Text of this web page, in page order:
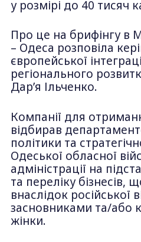
у розмірі до 40 тисяч
Про це на брифінгу в
– Одеса розповіла
європейської
регіонального
Дарʼя Ільченко.
Компанії для
відбирав
політики та
Одеської обласної
адміністрації на
та переліку бізнесів,
внаслідок російської
засновниками та/або
жінки.